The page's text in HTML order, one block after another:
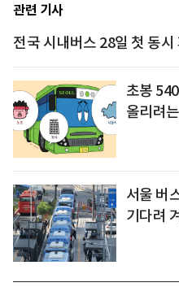
관련 기사
전국 시내버스 28일 첫 동시
초봉
올리려
서울 버
기다려